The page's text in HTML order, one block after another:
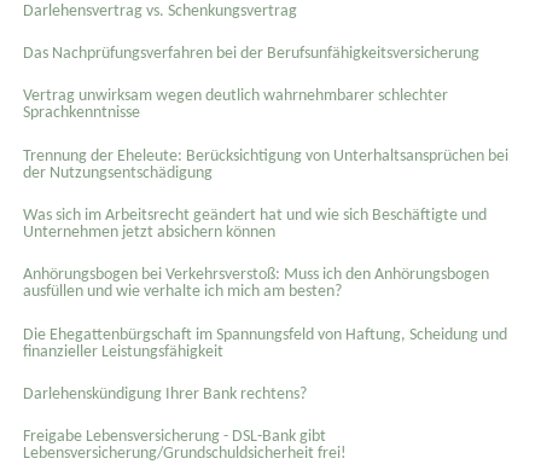
Darlehensvertrag vs. Schenkungsvertrag
Das Nachprüfungsverfahren bei der Berufsunfähigkeitsversicherung
Vertrag unwirksam wegen deutlich wahrnehmbarer schlechter
Sprachkenntnisse
Trennung der Eheleute: Berücksichtigung von Unterhaltsansprüchen bei
der Nutzungsentschädigung
Was sich im Arbeitsrecht geändert hat und wie sich Beschäftigte und
Unternehmen jetzt absichern können
Anhörungsbogen bei Verkehrsverstoß: Muss ich den Anhörungsbogen
ausfüllen und wie verhalte ich mich am besten?
Die Ehegattenbürgschaft im Spannungsfeld von Haftung, Scheidung und
finanzieller Leistungsfähigkeit
Darlehenskündigung Ihrer Bank rechtens?
Freigabe Lebensversicherung - DSL-Bank gibt
Lebensversicherung/Grundschuldsicherheit frei!